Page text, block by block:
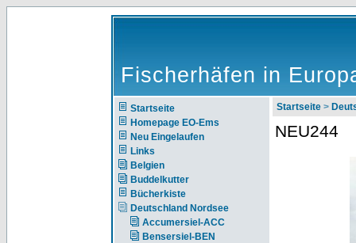
Fischerhäfen in
Startseite
Homepage EO-Ems
Neu Eingelaufen
Links
Belgien
Buddelkutter
Bücherkiste
Deutschland Nordsee
Accumersiel-ACC
Bensersiel-BEN
Startseite >
NEU244